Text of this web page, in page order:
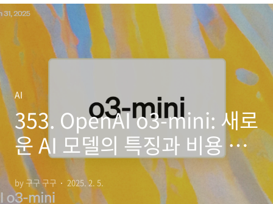
AI
353. OpenAI o3-mini: 새로
운 AI 모델의 특징과 비용 분
석
by 구구 구구 2025. 2. 5.